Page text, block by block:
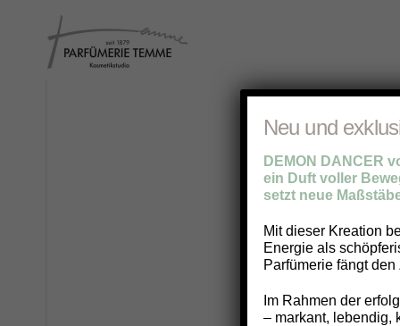
Neu und
DEMON DANCER
ein Duft voller
setzt neue
Mit dieser Kreation
Energie als
Parfümerie fängt
Im Rahmen der
– markant, lebendig,